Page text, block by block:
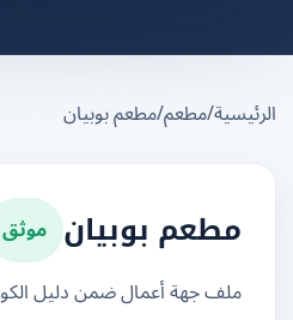
/مطعم/مطعم بوبيان
مطعم بوبيان موثق
ملف جهة أعمال ضمن دليل